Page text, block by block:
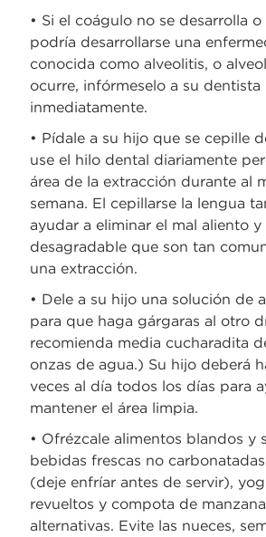
• Si el coágulo no se desarrolla o
podría desarrollarse una
conocida como alveolitis, o
ocurre, infórmeselo a su dentista
inmediatamente.
• Pídale a su hijo que se cepille
use el hilo dental diariamente
área de la extracción durante al
semana. El cepillarse la lengua
ayudar a eliminar el mal aliento y
desagradable que son tan
una extracción.
• Dele a su hijo una solución de
para que haga gárgaras al otro
recomienda media cucharadita
onzas de agua.) Su hijo deberá
veces al día todos los días para
mantener el área limpia.
• Ofrézcale alimentos blandos y
bebidas frescas no
(deje enfríar antes de servir),
revueltos y compota de
alternativas. Evite las nueces,